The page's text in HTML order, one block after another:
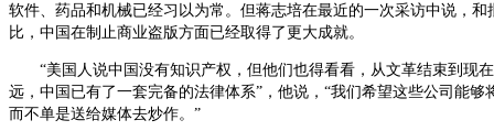
软件、药品和机械已经习以为常。但蒋志培在最近的一次采访中说，和
比，中国在制止商业盗版方面已经取得了更大成就。
“美国人说中国没有知识产权，但他们也得看看，从文革结束到现
远，中国已有了一套完备的法律体系”，他说，“我们希望这些公司能够
而不单是送给媒体去炒作。”